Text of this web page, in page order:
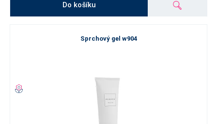
Do košíku
Sprchový gel w904